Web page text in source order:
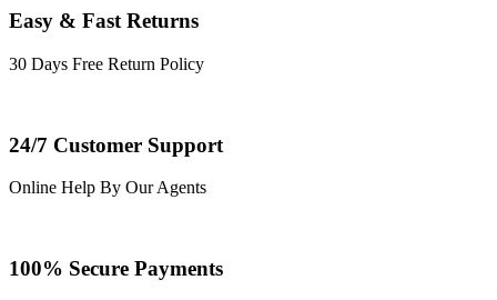
Easy & Fast Returns
30 Days Free Return Policy
24/7 Customer Support
Online Help By Our Agents
100% Secure Payments